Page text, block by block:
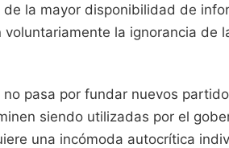
la mayor disponibilidad de
la ignorancia de
pasa por fundar nuevos
siendo utilizadas por el
una incómoda autocrítica